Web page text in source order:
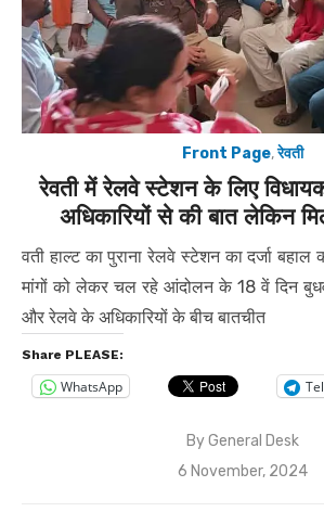
Front Page,रेवती
रेवती में रेलवे स्टेशन के लिए
अधिकारियों से की बात लेकिन
वती हाल्ट का पुराना रेलवे स्टेशन का दर्जा
मांगों को लेकर चल रहे आंदोलन के 18 वें दिन
और रेलवे के अधिकारियों के बीच बातचीत
Share PLEASE:
WhatsApp
ByGeneral Desk
Posted
6 November, 2024